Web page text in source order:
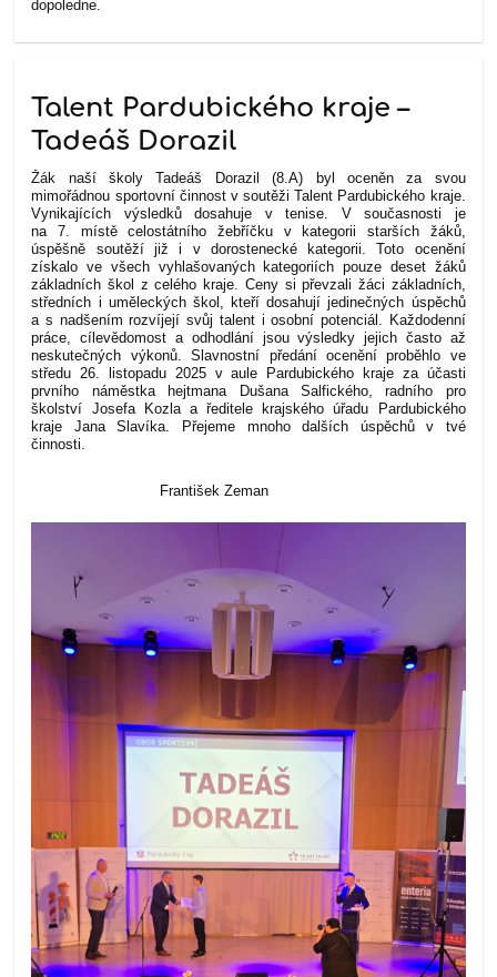
dopoledne.
Talent Pardubického kraje –
Tadeáš Dorazil
Žák naší školy Tadeáš Dorazil (8.A) byl oceněn za svou
mimořádnou sportovní činnost v soutěži Talent Pardubického kraje.
Vynikajících výsledků dosahuje v tenise. V současnosti je
na 7. místě celostátního žebříčku v kategorii starších žáků,
úspěšně soutěží již i v dorostenecké kategorii. Toto ocenění
získalo ve všech vyhlašovaných kategoriích pouze deset žáků
základních škol z celého kraje. Ceny si převzali žáci základních,
středních i uměleckých škol, kteří dosahují jedinečných úspěchů
a s nadšením rozvíjejí svůj talent i osobní potenciál. Každodenní
práce, cílevědomost a odhodlání jsou výsledky jejich často až
neskutečných výkonů. Slavnostní předání ocenění proběhlo ve
středu 26. listopadu 2025 v aule Pardubického kraje za účasti
prvního náměstka hejtmana Dušana Salfického, radního pro
školství Josefa Kozla a ředitele krajského úřadu Pardubického
kraje Jana Slavíka.
Přejeme mnoho dalších úspěchů v tvé
činnosti.
František Zeman